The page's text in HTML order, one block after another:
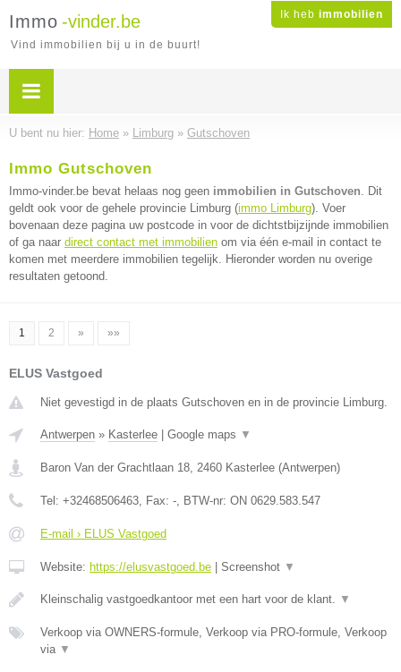
Ik heb immobilien
Immo -vinder.be
Vind immobilien bij u in de buurt!
U bent nu hier: Home » Limburg » Gutschoven
Immo Gutschoven
Immo-vinder.be bevat helaas nog geen immobilien in Gutschoven. Dit
geldt ook voor de gehele provincie Limburg (immo Limburg). Voer
bovenaan deze pagina uw postcode in voor de dichtstbijzijnde immobilien
of ga naar direct contact met immobilien om via één e-mail in contact te
komen met meerdere immobilien tegelijk. Hieronder worden nu overige
resultaten getoond.
1 2 » »»
ELUS Vastgoed
Niet gevestigd in de plaats Gutschoven en in de provincie Limburg.
Antwerpen » Kasterlee Google maps ▼
Baron Van der Grachtlaan 18, 2460 Kasterlee (Antwerpen)
Tel: +32468506463, Fax: -, BTW-nr: ON 0629.583.547
E-mail › ELUS Vastgoed
Website: https://elusvastgoed.be Screenshot ▼
Kleinschalig vastgoedkantoor met een hart voor de klant. ▼
Verkoop via OWNERS-formule, Verkoop via PRO-formule, Verkoop
via ▼